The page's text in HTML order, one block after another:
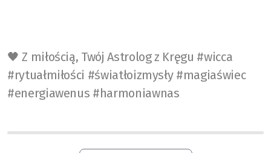
🖤 Z miłością, Twój Astrolog z Kręgu #wicca
#rytuałmiłości #światłoizmysły #magiaświec
#energiawenus #harmoniawnas